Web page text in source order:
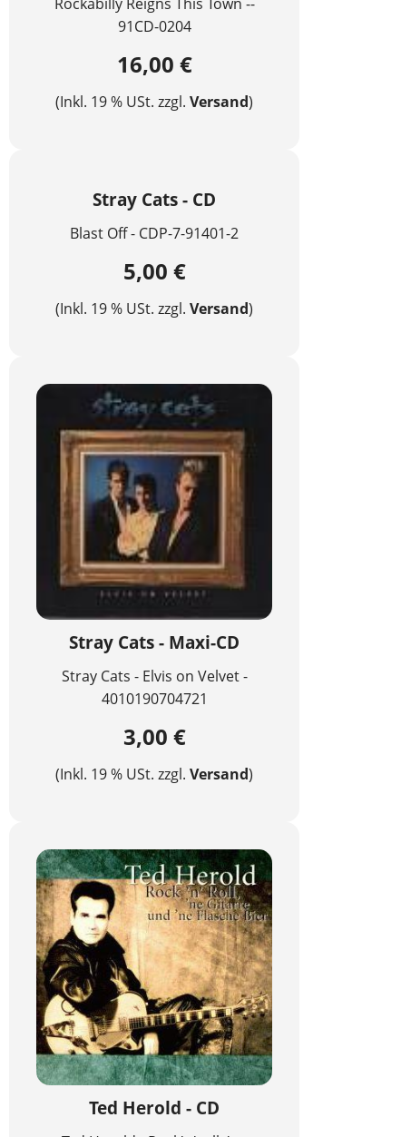
91CD-0204
16,00 €
(Inkl. 19 % USt. zzgl. Versand)
Stray Cats - CD
Blast Off - CDP-7-91401-2
5,00 €
(Inkl. 19 % USt. zzgl. Versand)
Stray Cats - Maxi-CD
Stray Cats - Elvis on Velvet -
4010190704721
3,00 €
(Inkl. 19 % USt. zzgl. Versand)
Ted Herold - CD